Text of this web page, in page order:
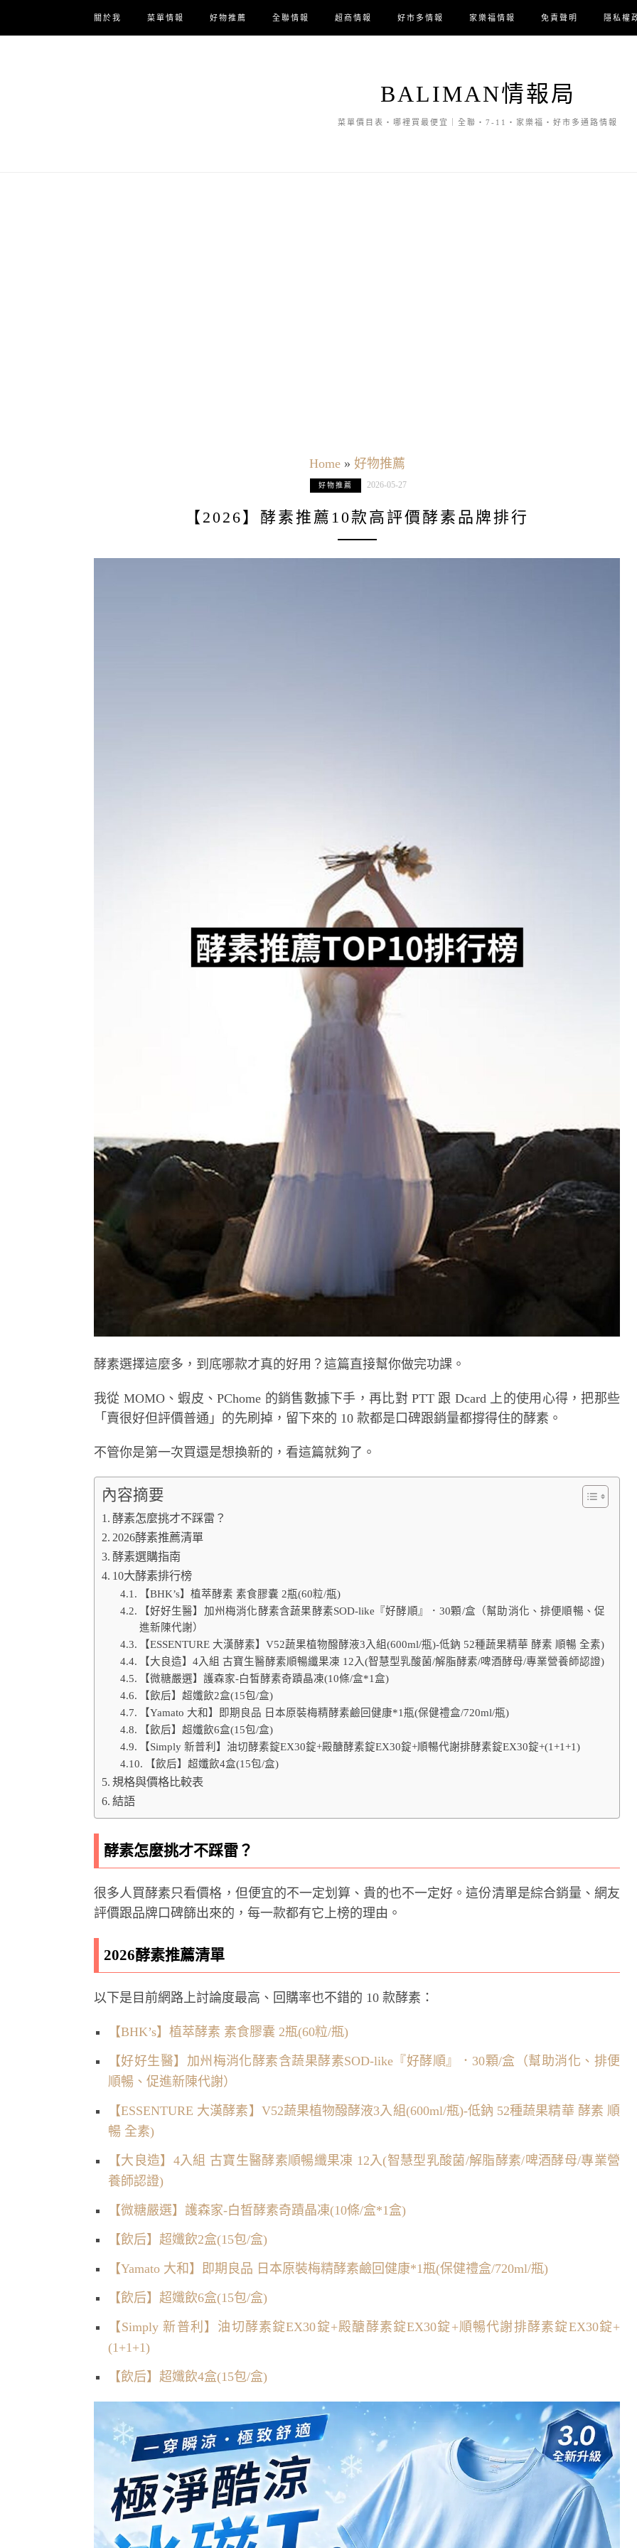
關於我 菜單情報 好物推薦 全聯情報 超商情報 好市多情報 家樂福情報 免責聲明 隱私權
BALIMAN情報局
菜單價目表・哪裡買最便宜｜全聯・7-11・家樂福・好市多通路情報
Home» 好物推薦
好物推薦 2026-05-27
【2026】酵素推薦10款高評價酵素品牌排行
酵素選擇這麼多，到底哪款才真的好用？這篇直接幫你做完功課。
我從 MOMO、蝦皮、PChome 的銷售數據下手，再比對 PTT 跟 Dcard 上的使用心得，把那些
「賣很好但評價普通」的先刷掉，留下來的 10 款都是口碑跟銷量都撐得住的酵素。
不管你是第一次買還是想換新的，看這篇就夠了。
內容摘要
酵素怎麼挑才不踩雷？
2026酵素推薦清單
酵素選購指南
10大酵素排行榜
【BHK’s】植萃酵素 素食膠囊 2瓶(60粒/瓶)
【好好生醫】加州梅消化酵素含蔬果酵素SOD-like『好酵順』．30顆/盒（幫助消化、排便順暢、促
進新陳代謝）
【ESSENTURE 大漢酵素】V52蔬果植物醱酵液3入組(600ml/瓶)-低鈉 52種蔬果精華 酵素 順暢 全素)
【大良造】4入組 古寶生醫酵素順暢纖果凍 12入(智慧型乳酸菌/解脂酵素/啤酒酵母/專業營養師認證)
【微糖嚴選】護森家-白皙酵素奇蹟晶凍(10條/盒*1盒)
【飲后】超孅飲2盒(15包/盒)
【Yamato 大和】即期良品 日本原裝梅精酵素鹼回健康*1瓶(保健禮盒/720ml/瓶)
【飲后】超孅飲6盒(15包/盒)
【Simply 新普利】油切酵素錠EX30錠+殿醣酵素錠EX30錠+順暢代謝排酵素錠EX30錠+(1+1+1)
【飲后】超孅飲4盒(15包/盒)
規格與價格比較表
結語
酵素怎麼挑才不踩雷？
很多人買酵素只看價格，但便宜的不一定划算、貴的也不一定好。這份清單是綜合銷量、網友
評價跟品牌口碑篩出來的，每一款都有它上榜的理由。
2026酵素推薦清單
以下是目前網路上討論度最高、回購率也不錯的 10 款酵素：
【BHK’s】植萃酵素 素食膠囊 2瓶(60粒/瓶)
【好好生醫】加州梅消化酵素含蔬果酵素SOD-like『好酵順』．30顆/盒（幫助消化、排便
順暢、促進新陳代謝）
【ESSENTURE 大漢酵素】V52蔬果植物醱酵液3入組(600ml/瓶)-低鈉 52種蔬果精華 酵素 順
暢 全素)
【大良造】4入組 古寶生醫酵素順暢纖果凍 12入(智慧型乳酸菌/解脂酵素/啤酒酵母/專業營
養師認證)
【微糖嚴選】護森家-白皙酵素奇蹟晶凍(10條/盒*1盒)
【飲后】超孅飲2盒(15包/盒)
【Yamato 大和】即期良品 日本原裝梅精酵素鹼回健康*1瓶(保健禮盒/720ml/瓶)
【飲后】超孅飲6盒(15包/盒)
【Simply 新普利】油切酵素錠EX30錠+殿醣酵素錠EX30錠+順暢代謝排酵素錠EX30錠+
(1+1+1)
【飲后】超孅飲4盒(15包/盒)